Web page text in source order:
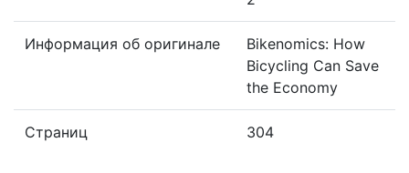
Информация об оригинале
Bikenomics: How
Bicycling Can Save
the Economy
Страниц 304